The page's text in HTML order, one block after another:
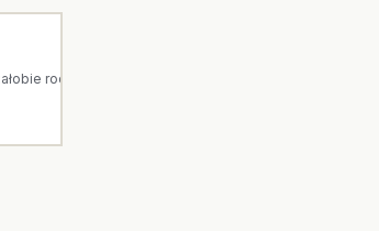
rodzina. Arka to dom pogrzebowy z Ostrołęki.